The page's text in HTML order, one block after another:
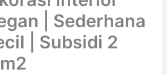
| Sederhana
| Subsidi 2